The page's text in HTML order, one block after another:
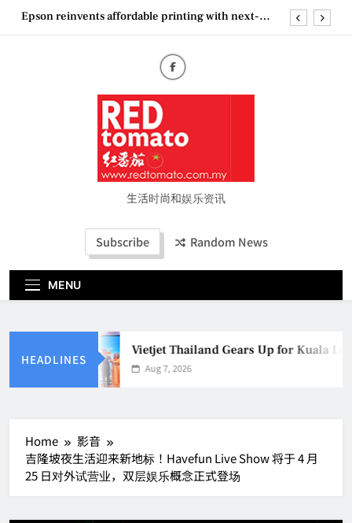
Skip
Couture Fashion Week Malaysia 2026– Press
“See Her Heal – 1,000 Untold Stories” 为马来西亚
妈妈提供分享剖腹产复原历程的空间
Bangkok Service Launch on9 October
Epson reinvents affordable printing with next-
generation EcoTank Series
Couture Fashion Week Malaysia 2026– Press
妈妈提供分享剖腹产复原历程的空间
生活时尚和娱乐资讯
Subscribe Random News
MENU
HEADLINES
Vietjet Thailand Gears Up for Kuala
Aug 7, 2026
Home
影音
吉隆坡夜生活迎来新地标！Havefun Live Show 将于 4 月
25 日对外试营业，双层娱乐概念正式登场